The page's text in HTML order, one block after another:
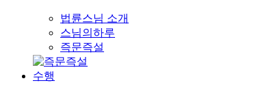
법륜스님 소개
스님의하루
즉문즉설
수행